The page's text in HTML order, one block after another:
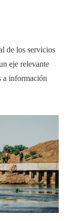
de los servicios
eje relevante
a información